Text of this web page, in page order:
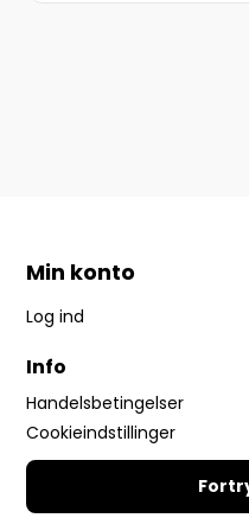
Min konto
Log ind
Info
Handelsbetingelser
Cookieindstillinger